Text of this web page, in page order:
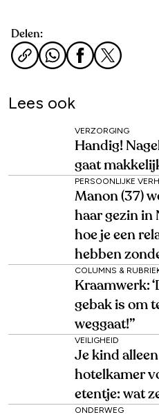
Delen:
Lees ook
VERZORGING
Handig!
gaat
PERSOONLIJKE
Manon (37)
haar gezin in
hoe je een
hebben
COLUMNS &
Kraamwerk:
gebak is om
weggaat!’’
VEILIGHEID
Je kind
hotelkamer
etentje: wat
ONDERWEG